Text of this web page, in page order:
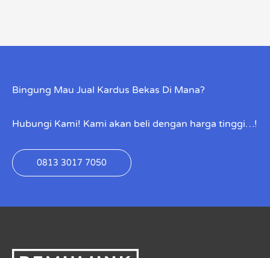
Bingung Mau Jual Kardus Bekas Di Mana?
Hubungi Kami! Kami akan beli dengan harga tinggi…!
0813 3017 7050